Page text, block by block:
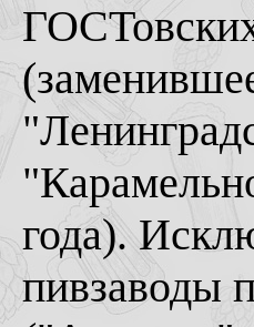
года).
пивзаводы